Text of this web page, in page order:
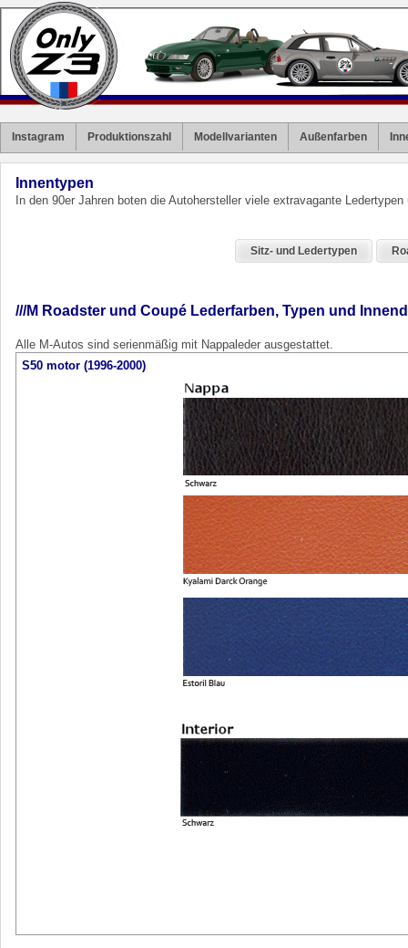
Instagram Produktionszahl Modellvarianten Außenfarben
Innentypen
In den 90er Jahren boten die Autohersteller viele extravagante
Sitz- und Ledertypen
///M Roadster und Coupé Lederfarben, Typen und
Alle M-Autos sind serienmäßig mit Nappaleder ausgestattet.
S50 motor (1996-2000)